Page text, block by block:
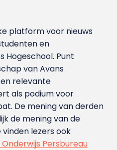
platform voor nieuws
en
Hoge­school. Punt
van Avans
relevante
als podium voor
De mening van derden
de mening van de
lezers ook
Persbureau